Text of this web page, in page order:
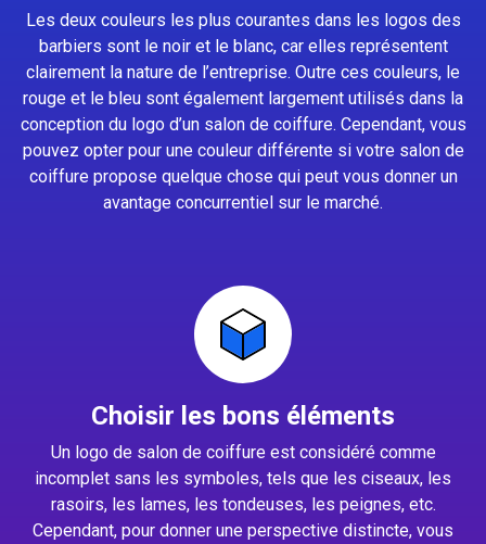
Les deux couleurs les plus courantes dans les logos des
barbiers sont le noir et le blanc, car elles représentent
clairement la nature de l’entreprise. Outre ces couleurs, le
rouge et le bleu sont également largement utilisés dans la
conception du logo d’un salon de coiffure. Cependant, vous
pouvez opter pour une couleur différente si votre salon de
coiffure propose quelque chose qui peut vous donner un
avantage concurrentiel sur le marché.
Choisir les bons éléments
Un logo de salon de coiffure est considéré comme
incomplet sans les symboles, tels que les ciseaux, les
rasoirs, les lames, les tondeuses, les peignes, etc.
Cependant, pour donner une perspective distincte, vous